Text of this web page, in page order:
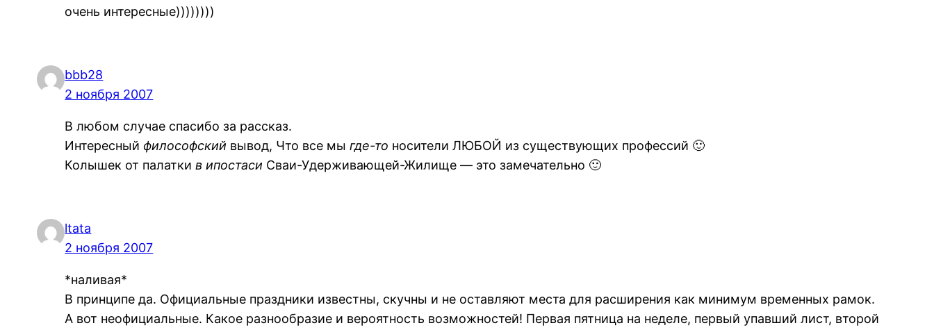
очень интересные))))))))
bbb28
2 ноября 2007
В любом случае спасибо за рассказ.
Интересныйфилософский вывод, Что все мыгде-то носители ЛЮБОЙ из существующих профессий 🙂
Колышек от палаткив ипостаси Сваи-Удерживающей-Жилище — это замечательно 🙂
ltata
2 ноября 2007
*наливая*
В принципе да. Официальные праздники известны, скучны и не оставляют места для расширения как минимум временных рамок.
А вот неофициальные. Какое разнообразие и вероятность возможностей! Первая пятница на неделе, первый упавший лист, второй